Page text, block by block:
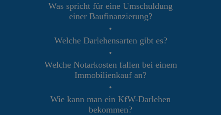
Was spricht für eine Umschuldung
einer Baufinanzierung?
•
Welche Darlehensarten gibt es?
•
Welche Notarkosten fallen bei einem
Immobilienkauf an?
•
Wie kann man ein KfW-Darlehen
bekommen?